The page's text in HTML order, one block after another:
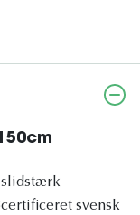
slidstærk
svensk